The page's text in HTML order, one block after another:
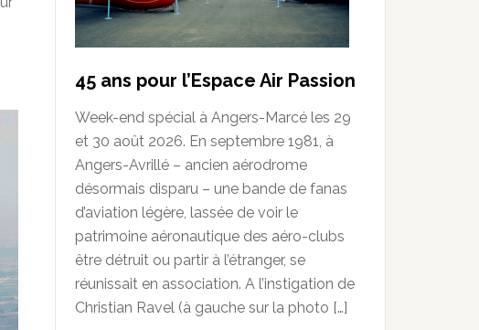
45 ans pour l’Espace Air Passion
Week-end spécial à Angers-Marcé les 29
et 30 août 2026. En septembre 1981, à
Angers-Avrillé – ancien aérodrome
désormais disparu – une bande de fanas
d’aviation légère, lassée de voir le
patrimoine aéronautique des aéro-clubs
être détruit ou partir à l’étranger, se
réunissait en association. A l’instigation de
Christian Ravel (à gauche sur la photo […]